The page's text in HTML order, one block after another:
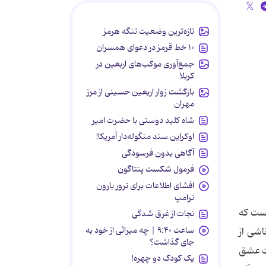
که
از
عشق
تازه‌ترین وضعیت تنگه هرمز
۱۰ خط قرمز در دعوای همسران
جمع‌آوری موکب‌های اربعین در
کربلا
بازگشت زوار اربعین حسینی از مرز
مهران
شاه کلید دوستی با حضرت امیر
اوکراین سند منگوله‌دار آمریکا!
آگاهی بدون فرسودگی
فرمول شکست پنتاگون
افشای اطلاعات برای ترور بارون
ترامپ
نجات از غرق شدگی
ساعت ۹:۴۰ | چه میراثی از خود به
جای گذاشت؟
یک کودک دو چهره!